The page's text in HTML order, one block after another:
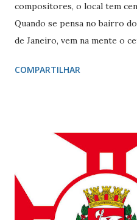
compositores, o local tem
Quando se pensa no bairro
de Janeiro, vem na mente o
compositores e poetas.
pelo seu cartão-postal: o
localidade uma das mais
bairros mais caros do país.
Leblon completou 100 anos
COMPARTILHAR